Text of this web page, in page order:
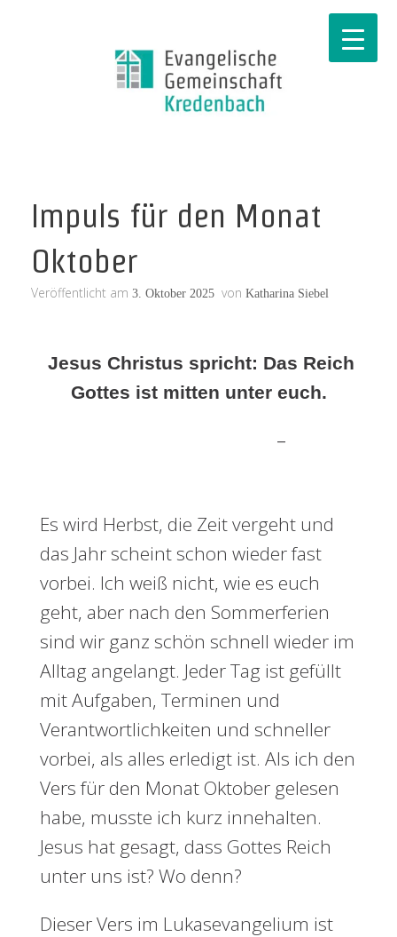
Impuls für den Monat
Oktober
Veröffentlicht am 3. Oktober 2025 von Katharina Siebel
Jesus Christus spricht: Das Reich
Gottes ist mitten unter euch.
–
Es wird Herbst, die Zeit vergeht und
das Jahr scheint schon wieder fast
vorbei. Ich weiß nicht, wie es euch
geht, aber nach den Sommerferien
sind wir ganz schön schnell wieder im
Alltag angelangt. Jeder Tag ist gefüllt
mit Aufgaben, Terminen und
Verantwortlichkeiten und schneller
vorbei, als alles erledigt ist. Als ich den
Vers für den Monat Oktober gelesen
habe, musste ich kurz innehalten.
Jesus hat gesagt, dass Gottes Reich
unter uns ist? Wo denn?
Dieser Vers im Lukasevangelium ist